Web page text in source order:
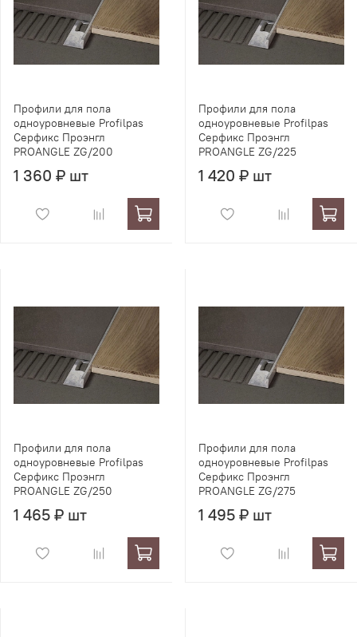
Профили для пола
одноуровневые Profilpas
Серфикс Проэнгл
PROANGLE ZG/200
1 360 ₽ шт
Профили для пола
одноуровневые Profilpas
Серфикс Проэнгл
PROANGLE ZG/225
1 420 ₽ шт
Профили для пола
одноуровневые Profilpas
Серфикс Проэнгл
PROANGLE ZG/250
1 465 ₽ шт
Профили для пола
одноуровневые Profilpas
Серфикс Проэнгл
PROANGLE ZG/275
1 495 ₽ шт